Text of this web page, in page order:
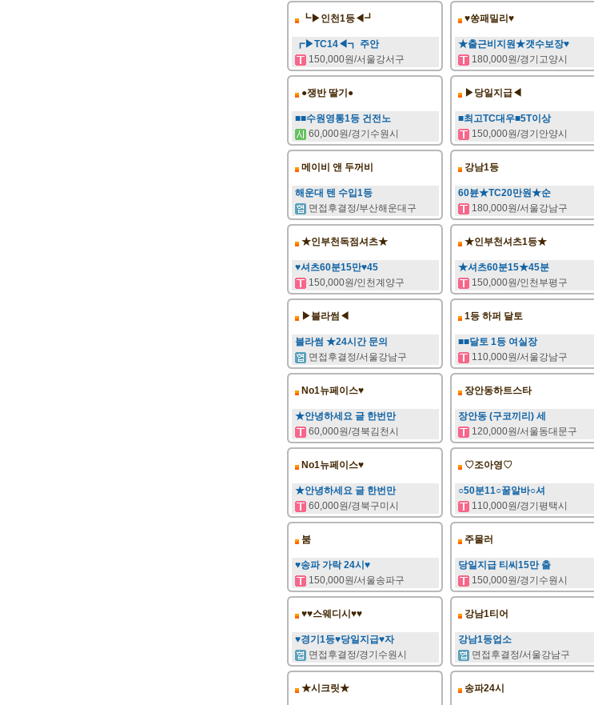
┗▶인천1등◀┛
┏▶TC14◀┓ 주안
150,000원/서울강서구
♥쏭패밀리♥
★출근비지원★갯수보장♥
180,000원/경기고양시
●쟁반 딸기●
■■수원영통1등 건전노
60,000원/경기수원시
▶당일지급◀
■최고TC대우■5T이상
150,000원/경기안양시
메이비 앤 두꺼비
해운대 텐 수입1등
면접후결정/부산해운대구
강남1등
60뷴★TC20만원★순
180,000원/서울강남구
★인부천독점셔츠★
♥셔츠60분15만♥45
150,000원/인천계양구
★인부천셔츠1등★
★셔츠60분15★45분
150,000원/인천부평구
▶블라썸◀
블라썸 ★24시간 문의
면접후결정/서울강남구
1등 하퍼 달토
■■달토 1등 여실장
110,000원/서울강남구
No1뉴페이스♥
★안녕하세요 글 한번만
60,000원/경북김천시
장안동하트스타
장안동 (구코끼리) 세
120,000원/서울동대문구
No1뉴페이스♥
★안녕하세요 글 한번만
60,000원/경북구미시
♡조아영♡
○50분11○꿀알바○셔
110,000원/경기평택시
붐
♥송파 가락 24시♥
150,000원/서울송파구
주물러
당일지급 티씨15만 출
150,000원/경기수원시
♥♥스웨디시♥♥
♥경기1등♥당일지급♥자
면접후결정/경기수원시
강남1티어
강남1등업소
면접후결정/서울강남구
★시크릿★ 송파24시